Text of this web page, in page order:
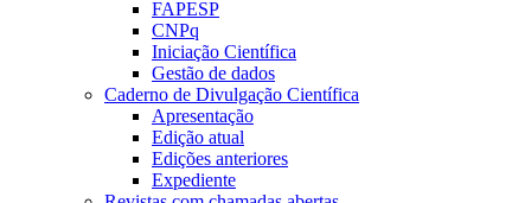
FAPESP
CNPq
Iniciação Científica
Gestão de dados
Caderno de Divulgação Científica
Apresentação
Edição atual
Edições anteriores
Expediente